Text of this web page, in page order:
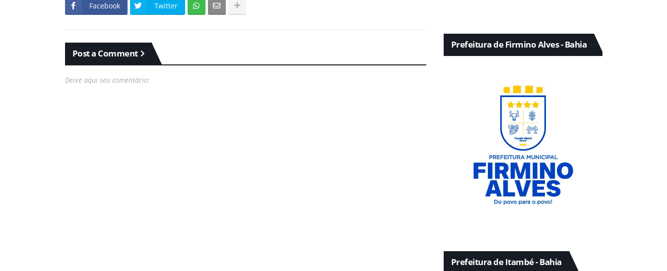
Facebook Twitter
Post a Comment
Deixe aqui seu comentário:
Prefeitura de Firmino Alves - Bahia
Prefeitura de Itambé - Bahia